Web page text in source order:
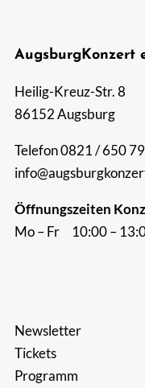
nach:
AugsburgKonzert
Heilig-Kreuz-Str. 8
86152 Augsburg
Telefon 0821 / 650
Öffnungszeiten
Mo – Fr 10:00 –
Newsletter
Tickets
Programm